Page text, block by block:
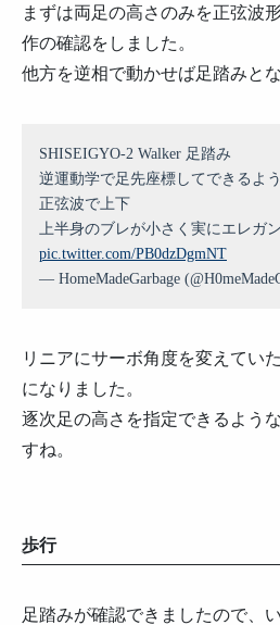
まずは両足の高さのみを正弦波
作の確認をしました。
他方を逆相で動かせば足踏みとな
SHISEIGYO-2 Walker 足踏み
逆運動学で足先座標してできるよ
正弦波で上下
上半身のブレが小さく実にエレガ
pic.twitter.com/PB0dzDgmNT
— HomeMadeGarbage
リニアにサーボ角度を変えてい
になりました。
逐次足の高さを指定できるよう
すね。
歩行
足踏みが確認できましたので、